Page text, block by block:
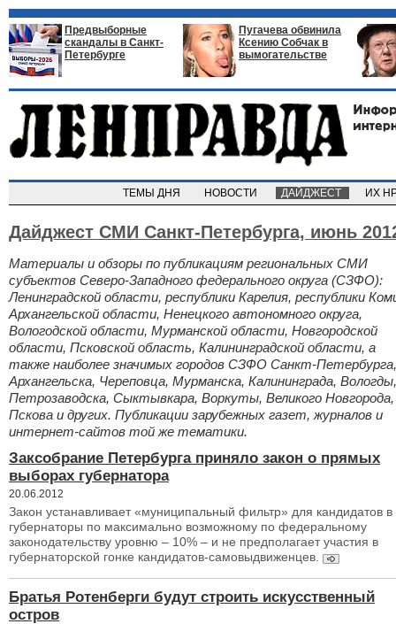
Предвыборные
скандалы в Санкт-
Петербурге
Пугачева обвинила
Ксению Собчак в
вымогательстве
ТЕМЫ ДНЯ НОВОСТИ ДАЙДЖЕСТ ИХ
Дайджест СМИ Санкт-Петербурга, июнь
Материалы и обзоры по публикациям региональных СМИ
субъектов Северо-Западного федерального округа (СЗФО):
Ленинградской области, республики Карелия, республики
Архангельской области, Ненецкого автономного округа,
Вологодской области, Мурманской области, Новгородской
области, Псковской область, Калининградской области, а
также наиболее значимых городов СЗФО Санкт-Петербурга,
Архангельска, Череповца, Мурманска, Калининграда, Вологды,
Петрозаводска, Сыктывкара, Воркуты, Великого Новгорода,
Пскова и других. Публикации зарубежных газет, журналов и
интернет-сайтов той же тематики.
Заксобрание Петербурга приняло закон о прямых
выборах губернатора
20.06.2012
Закон устанавливает «муниципальный фильтр» для кандидатов в
губернаторы по максимально возможному по федеральному
законодательству уровню – 10% – и не предполагает участия в
губернаторской гонке кандидатов-самовыдвиженцев.
Братья Ротенберги будут строить искусственный
остров